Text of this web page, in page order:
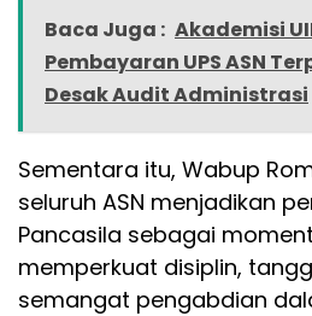
Baca Juga : Akademisi
Pembayaran UPS ASN
Desak Audit Administrasi
Sementara itu, Wabup
seluruh ASN menjadikan
Pancasila sebagai
memperkuat disiplin,
semangat pengabdian